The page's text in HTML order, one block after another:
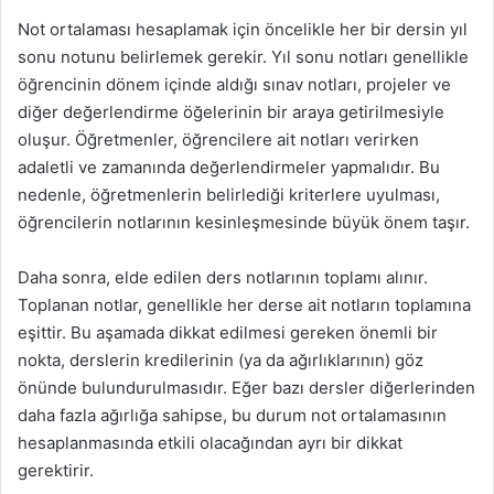
Not ortalaması hesaplamak için öncelikle her bir dersin yıl
sonu notunu belirlemek gerekir. Yıl sonu notları genellikle
öğrencinin dönem içinde aldığı sınav notları, projeler ve
diğer değerlendirme öğelerinin bir araya getirilmesiyle
oluşur. Öğretmenler, öğrencilere ait notları verirken
adaletli ve zamanında değerlendirmeler yapmalıdır. Bu
nedenle, öğretmenlerin belirlediği kriterlere uyulması,
öğrencilerin notlarının kesinleşmesinde büyük önem taşır.
Daha sonra, elde edilen ders notlarının toplamı alınır.
Toplanan notlar, genellikle her derse ait notların toplamına
eşittir. Bu aşamada dikkat edilmesi gereken önemli bir
nokta, derslerin kredilerinin (ya da ağırlıklarının) göz
önünde bulundurulmasıdır. Eğer bazı dersler diğerlerinden
daha fazla ağırlığa sahipse, bu durum not ortalamasının
hesaplanmasında etkili olacağından ayrı bir dikkat
gerektirir.